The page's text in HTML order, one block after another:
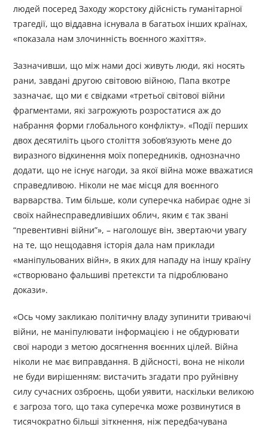
людей посеред Заходу жорстоку дійсність гуманітарної
трагедії, що віддавна існувала в багатьох інших країнах,
«показала нам злочинність воєнного жахіття».
Зазначивши, що між нами досі живуть люди, які носять
рани, завдані другою світовою війною, Папа вкотре
зазначає, що ми є свідками «третьої світової війни
фрагментами, які загрожують розростатися аж до
набрання форми глобального конфлікту». «Події перших
двох десятиліть цього століття зобов’язують мене до
виразного відкинення моїх попередників, однозначно
додати, що не існує нагоди, за якої війна може вважатися
справедливою. Ніколи не має місця для воєнного
варварства. Тим більше, коли суперечка набирає одне зі
своїх найнесправедливіших облич, яким є так звані
“превентивні війни”», – наголошує він, звертаючи увагу
на те, що нещодавня історія дала нам приклади
«маніпульованих війн», в яких для нападу на іншу країну
«створювано фальшиві претексти та підроблювано
докази».
«Ось чому закликаю політичну владу зупинити триваючі
війни, не маніпулювати інформацією і не обдурювати
свої народи з метою досягнення воєнних цілей. Війна
ніколи не має виправдання. В дійсності, вона не ніколи
не буди вирішенням: вистачить згадати про руйнівну
силу сучасних озброєнь, щоби уявити, наскільки великою
є загроза того, що така суперечка може розвинутися в
тисячократно більші зіткнення, ніж передбачувана